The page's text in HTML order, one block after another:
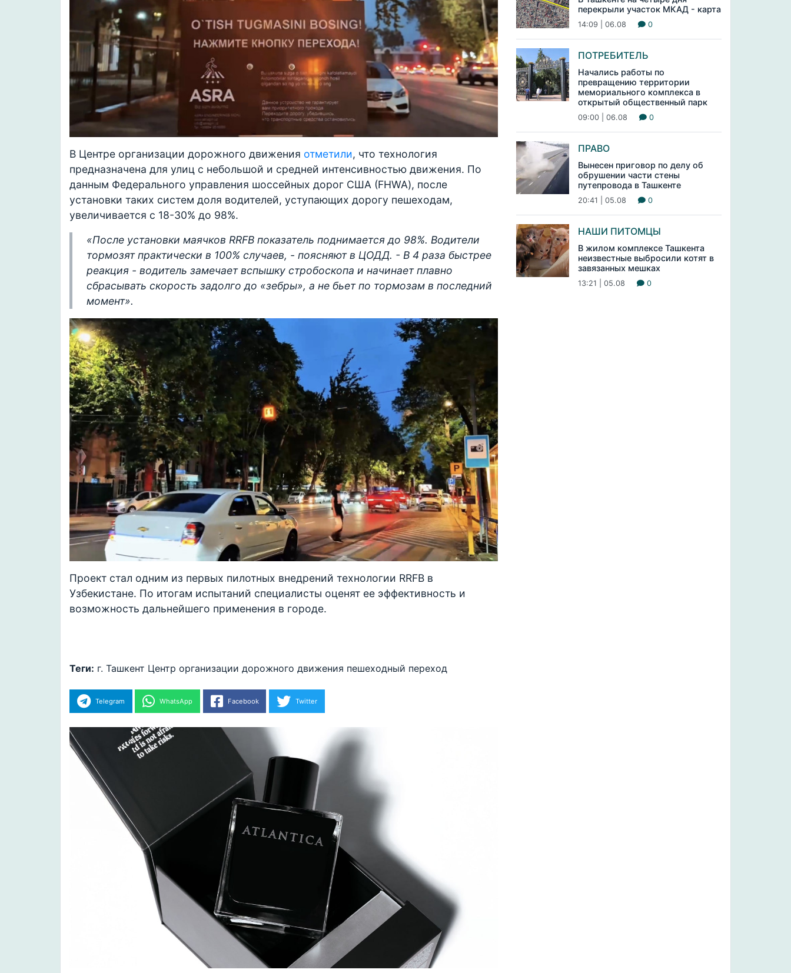
В Центре организации дорожного движения отметили, что технология
предназначена для улиц с небольшой и средней интенсивностью движения. По
данным Федерального управления шоссейных дорог США (FHWA), после
установки таких систем доля водителей, уступающих дорогу пешеходам,
увеличивается с 18-30% до 98%.
«После установки маячков RRFB показатель поднимается до 98%. Водители
тормозят практически в 100% случаев, - поясняют в ЦОДД. - В 4 раза быстрее
реакция - водитель замечает вспышку стробоскопа и начинает плавно
сбрасывать скорость задолго до «зебры», а не бьет по тормозам в последний
момент».
Проект стал одним из первых пилотных внедрений технологии RRFB в
Узбекистане. По итогам испытаний специалисты оценят ее эффективность и
возможность дальнейшего применения в городе.
Теги: г. Ташкент Центр организации дорожного движения пешеходный переход
Telegram WhatsApp Facebook Twitter
перекрыли участок МКАД - карта
14:09 | 06.08 0
ПОТРЕБИТЕЛЬ
Начались работы по
превращению территории
мемориального комплекса в
открытый общественный парк
09:00 | 06.08 0
ПРАВО
Вынесен приговор по делу об
обрушении части стены
путепровода в Ташкенте
20:41 | 05.08 0
НАШИ ПИТОМЦЫ
В жилом комплексе Ташкента
неизвестные выбросили котят в
завязанных мешках
13:21 | 05.08 0